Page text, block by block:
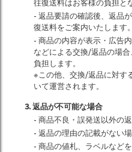
往復送料はお客様の負担と
- 返品要請の確認後、返品
復送料をご案内いたします。
- 商品の内容が表示・広告
などによる交換/返品の場
負担します。
※この他、交換/返品に対す
いて運営されます。
3. 返品が不可能な場合
- 商品不良・誤発送以外の
- 返品の理由の記載がない
- 商品の値札、ラベルなど